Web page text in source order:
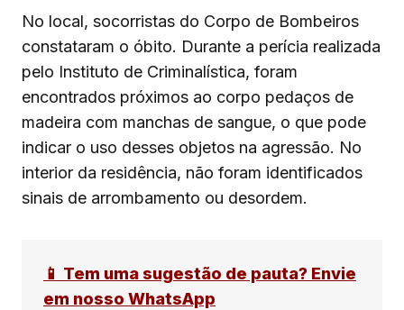
No local, socorristas do Corpo de Bombeiros
constataram o óbito. Durante a perícia realizada
pelo Instituto de Criminalística, foram
encontrados próximos ao corpo pedaços de
madeira com manchas de sangue, o que pode
indicar o uso desses objetos na agressão. No
interior da residência, não foram identificados
sinais de arrombamento ou desordem.
📱 Tem uma sugestão de pauta? Envie
em nosso WhatsApp